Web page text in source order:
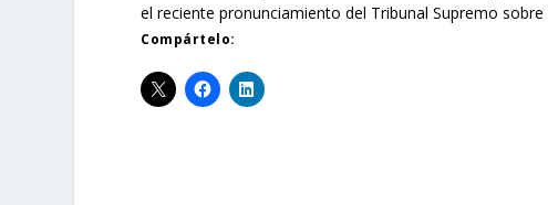
el reciente pronunciamiento del Tribunal Supremo
Compártelo: